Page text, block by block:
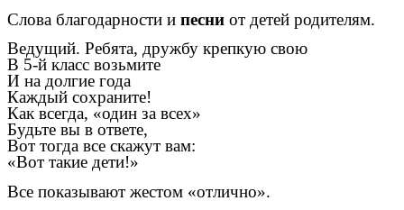
Слова благодарности и песни от детей родителям.
Ведущий. Ребята, дружбу крепкую свою
В 5-й класс возьмите
И на долгие года
Каждый сохраните!
Как всегда, «один за всех»
Будьте вы в ответе,
Вот тогда все скажут вам:
«Вот такие дети!»
Все показывают жестом «отлично».